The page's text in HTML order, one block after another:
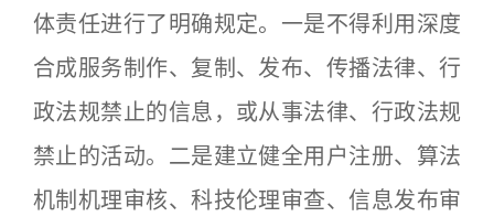
体责任进行了明确规定。一是不得利用深度
合成服务制作、复制、发布、传播法律、行
政法规禁止的信息，或从事法律、行政法规
禁止的活动。二是建立健全用户注册、算法
机制机理审核、科技伦理审查、信息发布审